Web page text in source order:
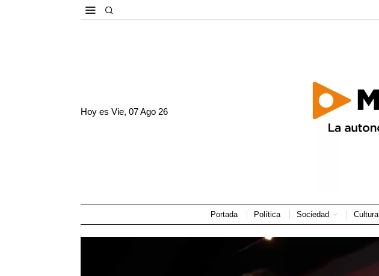
Hoy esVie, 07 Ago 26
Portada Política Sociedad Cultura